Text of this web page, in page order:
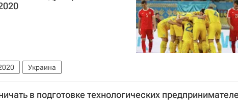
Украина
в подготовке технологических